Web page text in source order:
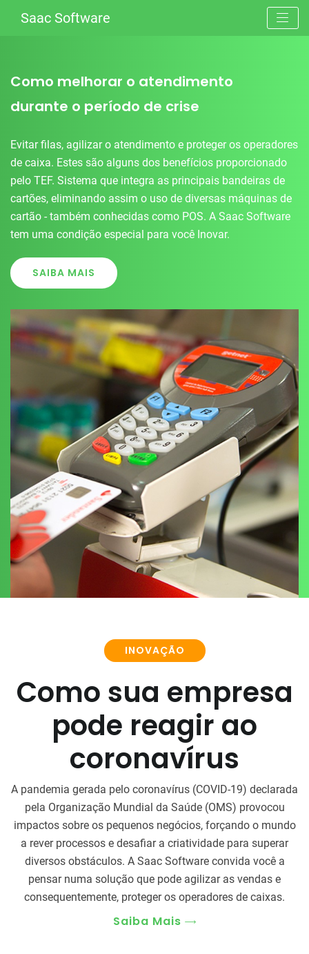
Saac Software
Como melhorar o atendimento
durante o período de crise
Evitar filas, agilizar o atendimento e proteger os operadores
de caixa. Estes são alguns dos benefícios proporcionado
pelo TEF. Sistema que integra as principais bandeiras de
cartões, eliminando assim o uso de diversas máquinas de
cartão - também conhecidas como POS. A Saac Software
tem uma condição especial para você Inovar.
SAIBA MAIS
INOVAÇÃO
Como sua empresa
pode reagir ao
coronavírus
A pandemia gerada pelo coronavírus (COVID-19) declarada
pela Organização Mundial da Saúde (OMS) provocou
impactos sobre os pequenos negócios, forçando o mundo
a rever processos e desafiar a criatividade para superar
diversos obstáculos. A Saac Software convida você a
pensar numa solução que pode agilizar as vendas e
consequentemente, proteger os operadores de caixas.
Saiba Mais